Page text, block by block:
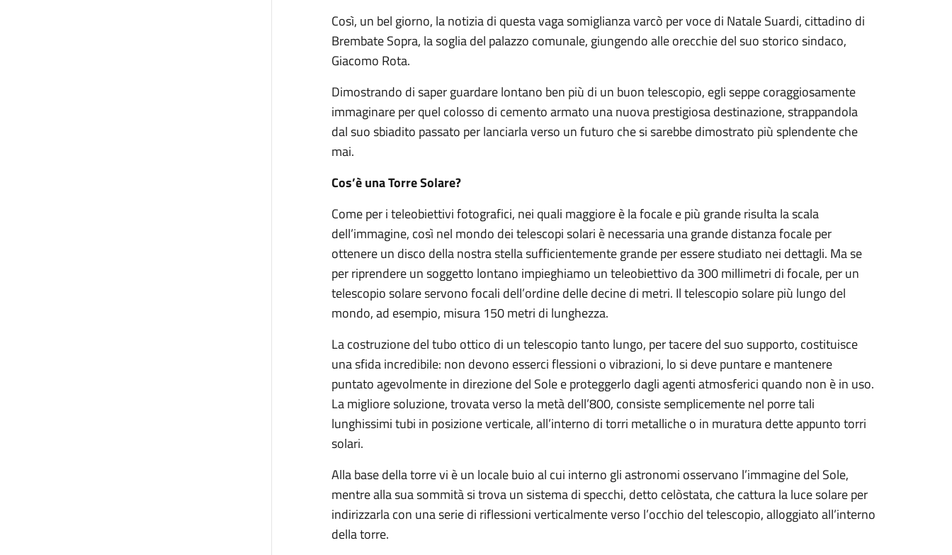
Così, un bel giorno, la notizia di questa vaga somiglianza varcò per voce di Natale Suardi, cittadino di
Brembate Sopra, la soglia del palazzo comunale, giungendo alle orecchie del suo storico sindaco,
Giacomo Rota.
Dimostrando di saper guardare lontano ben più di un buon telescopio, egli seppe coraggiosamente
immaginare per quel colosso di cemento armato una nuova prestigiosa destinazione, strappandola
dal suo sbiadito passato per lanciarla verso un futuro che si sarebbe dimostrato più splendente che
mai.
Cos’è una Torre Solare?
Come per i teleobiettivi fotografici, nei quali maggiore è la focale e più grande risulta la scala
dell’immagine, così nel mondo dei telescopi solari è necessaria una grande distanza focale per
ottenere un disco della nostra stella sufficientemente grande per essere studiato nei dettagli. Ma se
per riprendere un soggetto lontano impieghiamo un teleobiettivo da 300 millimetri di focale, per un
telescopio solare servono focali dell’ordine delle decine di metri. Il telescopio solare più lungo del
mondo, ad esempio, misura 150 metri di lunghezza.
La costruzione del tubo ottico di un telescopio tanto lungo, per tacere del suo supporto, costituisce
una sfida incredibile: non devono esserci flessioni o vibrazioni, lo si deve puntare e mantenere
puntato agevolmente in direzione del Sole e proteggerlo dagli agenti atmosferici quando non è in uso.
La migliore soluzione, trovata verso la metà dell’800, consiste semplicemente nel porre tali
lunghissimi tubi in posizione verticale, all’interno di torri metalliche o in muratura dette appunto torri
solari.
Alla base della torre vi è un locale buio al cui interno gli astronomi osservano l’immagine del Sole,
mentre alla sua sommità si trova un sistema di specchi, detto celòstata, che cattura la luce solare per
indirizzarla con una serie di riflessioni verticalmente verso l’occhio del telescopio, alloggiato all’interno
della torre.